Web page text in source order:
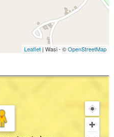
Leaflet | Wasi - ©OpenStreetMap